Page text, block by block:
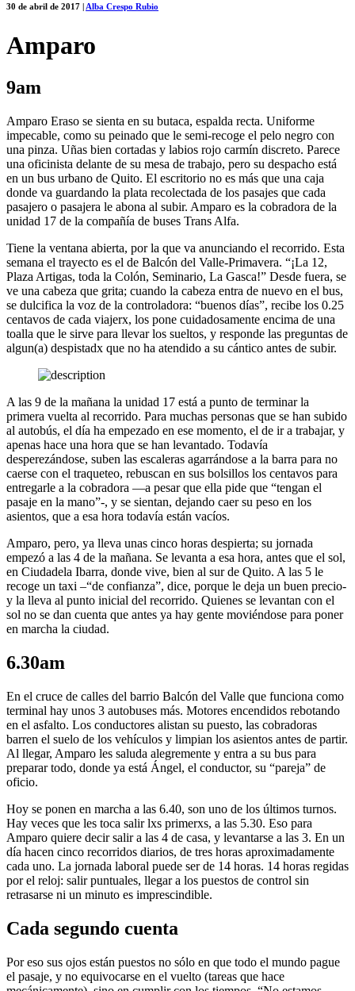
30 de abril de 2017 | Alba Crespo Rubio
Amparo
9am
Amparo Eraso se sienta en su butaca, espalda recta. Uniforme
impecable, como su peinado que le semi-recoge el pelo negro con
una pinza. Uñas bien cortadas y labios rojo carmín discreto. Parece
una oficinista delante de su mesa de trabajo, pero su despacho está
en un bus urbano de Quito. El escritorio no es más que una caja
donde va guardando la plata recolectada de los pasajes que cada
pasajero o pasajera le abona al subir. Amparo es la cobradora de la
unidad 17 de la compañía de buses Trans Alfa.
Tiene la ventana abierta, por la que va anunciando el recorrido. Esta
semana el trayecto es el de Balcón del Valle-Primavera. “¡La 12,
Plaza Artigas, toda la Colón, Seminario, La Gasca!” Desde fuera, se
ve una cabeza que grita; cuando la cabeza entra de nuevo en el bus,
se dulcifica la voz de la controladora: “buenos días”, recibe los 0.25
centavos de cada viajerx, los pone cuidadosamente encima de una
toalla que le sirve para llevar los sueltos, y responde las preguntas de
algun(a) despistadx que no ha atendido a su cántico antes de subir.
A las 9 de la mañana la unidad 17 está a punto de terminar la
primera vuelta al recorrido. Para muchas personas que se han subido
al autobús, el día ha empezado en ese momento, el de ir a trabajar, y
apenas hace una hora que se han levantado. Todavía
desperezándose, suben las escaleras agarrándose a la barra para no
caerse con el traqueteo, rebuscan en sus bolsillos los centavos para
entregarle a la cobradora —a pesar que ella pide que “tengan el
pasaje en la mano”-, y se sientan, dejando caer su peso en los
asientos, que a esa hora todavía están vacíos.
Amparo, pero, ya lleva unas cinco horas despierta; su jornada
empezó a las 4 de la mañana. Se levanta a esa hora, antes que el sol,
en Ciudadela Ibarra, donde vive, bien al sur de Quito. A las 5 le
recoge un taxi –“de confianza”, dice, porque le deja un buen precio-
y la lleva al punto inicial del recorrido. Quienes se levantan con el
sol no se dan cuenta que antes ya hay gente moviéndose para poner
en marcha la ciudad.
6.30am
En el cruce de calles del barrio Balcón del Valle que funciona como
terminal hay unos 3 autobuses más. Motores encendidos rebotando
en el asfalto. Los conductores alistan su puesto, las cobradoras
barren el suelo de los vehículos y limpian los asientos antes de partir.
Al llegar, Amparo les saluda alegremente y entra a su bus para
preparar todo, donde ya está Ángel, el conductor, su “pareja” de
oficio.
Hoy se ponen en marcha a las 6.40, son uno de los últimos turnos.
Hay veces que les toca salir lxs primerxs, a las 5.30. Eso para
Amparo quiere decir salir a las 4 de casa, y levantarse a las 3. En un
día hacen cinco recorridos diarios, de tres horas aproximadamente
cada uno. La jornada laboral puede ser de 14 horas. 14 horas regidas
por el reloj: salir puntuales, llegar a los puestos de control sin
retrasarse ni un minuto es imprescindible.
Cada segundo cuenta
Por eso sus ojos están puestos no sólo en que todo el mundo pague
el pasaje, y no equivocarse en el vuelto (tareas que hace